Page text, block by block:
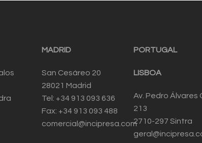
MADRID
San Cesáreo 20
28021 Madrid
Tel: +34 913 093 636
Fax: +34 913 093 488
comercial@incipresa.com
PORTUGAL
LISBOA
Av. Pedro Álvares
213
2710-297 Sintra